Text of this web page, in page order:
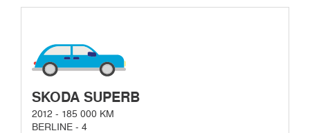
SKODA SUPERB
2012 - 185 000 KM
BERLINE - 4